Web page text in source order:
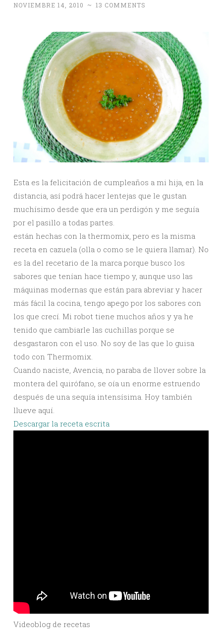
NOVIEMBRE 14, 2010 ~ 13 COMMENTS
Esta es la felicitación de cumpleaños a mi hija, en la
distancia, así podrá hacer lentejas que le gustan
muchísimo desde que era un perdigón y me seguía
por el pasillo a todas partes.
están hechas con la thermomix, pero es la misma
receta en cazuela (olla o como se le quiera llamar). No
es la del recetario de la marca porque busco los
sabores que tenían hace tiempo y, aunque uso las
máquinas modernas que están para abreviar y hacer
más fácil la cocina, tengo apego por los sabores con
los que crecí. Mi robot tiene muchos años y ya he
tenido que cambiarle las cuchillas porque se
desgastaron con el uso. No soy de las que lo guisa
todo con Thermomix.
Cuando naciste, Avencia, no paraba de llover sobre la
montera del quirófano, se oía un enorme estruendo
después de una sequía intensísima. Hoy también
llueve aquí.
Descargar la receta escrita
Videoblog de recetas